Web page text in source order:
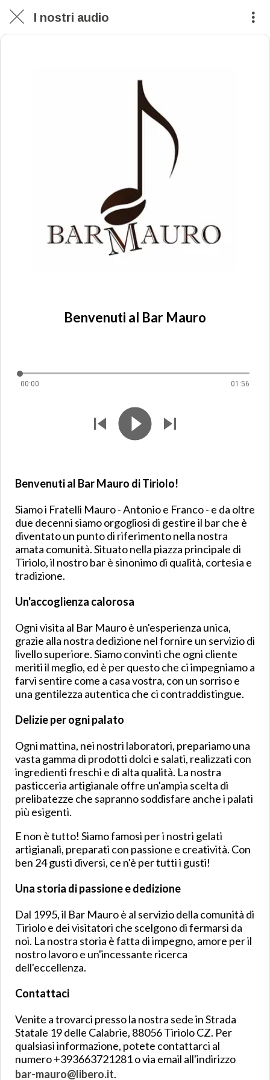
I nostri audio
Benvenuti al Bar Mauro
00:00 01:56
Benvenuti al Bar Mauro di Tiriolo!
Siamo i Fratelli Mauro - Antonio e Franco - e da oltre
due decenni siamo orgogliosi di gestire il bar che è
diventato un punto di riferimento nella nostra
amata comunità. Situato nella piazza principale di
Tiriolo, il nostro bar è sinonimo di qualità, cortesia e
tradizione.
Un'accoglienza calorosa
Ogni visita al Bar Mauro è un'esperienza unica,
grazie alla nostra dedizione nel fornire un servizio di
livello superiore. Siamo convinti che ogni cliente
meriti il meglio, ed è per questo che ci impegniamo a
farvi sentire come a casa vostra, con un sorriso e
una gentilezza autentica che ci contraddistingue.
Delizie per ogni palato
Ogni mattina, nei nostri laboratori, prepariamo una
vasta gamma di prodotti dolci e salati, realizzati con
ingredienti freschi e di alta qualità. La nostra
pasticceria artigianale offre un'ampia scelta di
prelibatezze che sapranno soddisfare anche i palati
più esigenti.
E non è tutto! Siamo famosi per i nostri gelati
artigianali, preparati con passione e creatività. Con
ben 24 gusti diversi, ce n'è per tutti i gusti!
Una storia di passione e dedizione
Dal 1995, il Bar Mauro è al servizio della comunità di
Tiriolo e dei visitatori che scelgono di fermarsi da
noi. La nostra storia è fatta di impegno, amore per il
nostro lavoro e un'incessante ricerca
dell'eccellenza.
Contattaci
Venite a trovarci presso la nostra sede in Strada
Statale 19 delle Calabrie, 88056 Tiriolo CZ. Per
qualsiasi informazione, potete contattarci al
numero +393663721281 o via email all'indirizzo
bar-mauro@libero.it.